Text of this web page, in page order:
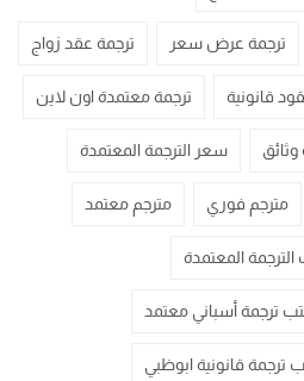
ترجمة عرض سعر ترجمة عقد زواج
قانونية ترجمة معتمدة اون لاين
وثائق سعر الترجمة المعتمدة
مترجم فوري مترجم معتمد
المعتمدة
ترجمة أسباني معتمد
ترجمة قانونية ابوظبي